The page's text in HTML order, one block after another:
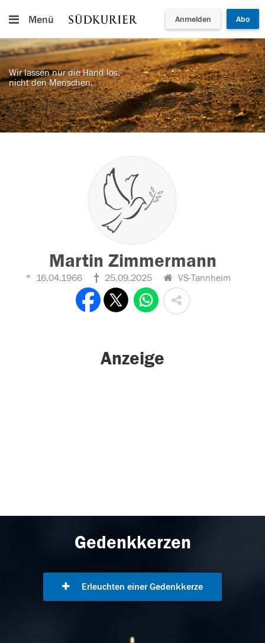
Menü Anmelden Abo
Wir lassen nur die Hand los,
nicht den Menschen.
Martin Zimmermann
16.04.1966 25.09.2025 VS-Tannheim
Anzeige
Gedenkkerzen
Erleuchten einer Gedenkkerze